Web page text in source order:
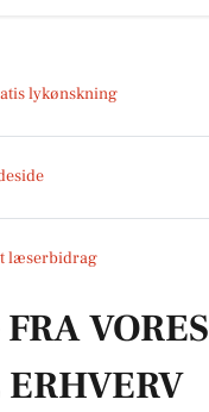
lykønskning
læserbidrag
VORES